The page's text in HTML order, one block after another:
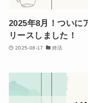
2025年8月！ついに
リースしました！
2025-08-17 終活